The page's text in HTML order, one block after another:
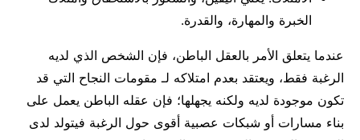
الخبرة والمهارة، والقدرة.
عندما يتعلق الأمر بالعقل الباطن، فإن الشخص الذي لديه
الرغبة فقط، ويعتقد بعدم امتلاكه لـ مقومات النجاح التي قد
تكون موجودة لديه ولكنه يجهلها؛ فإن عقله الباطن يعمل على
بناء مسارات أو شبكات عصبية أقوى حول الرغبة فيتولد لدى